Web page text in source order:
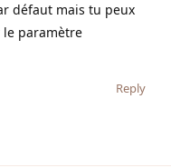
défaut mais tu peux
le paramètre
Reply